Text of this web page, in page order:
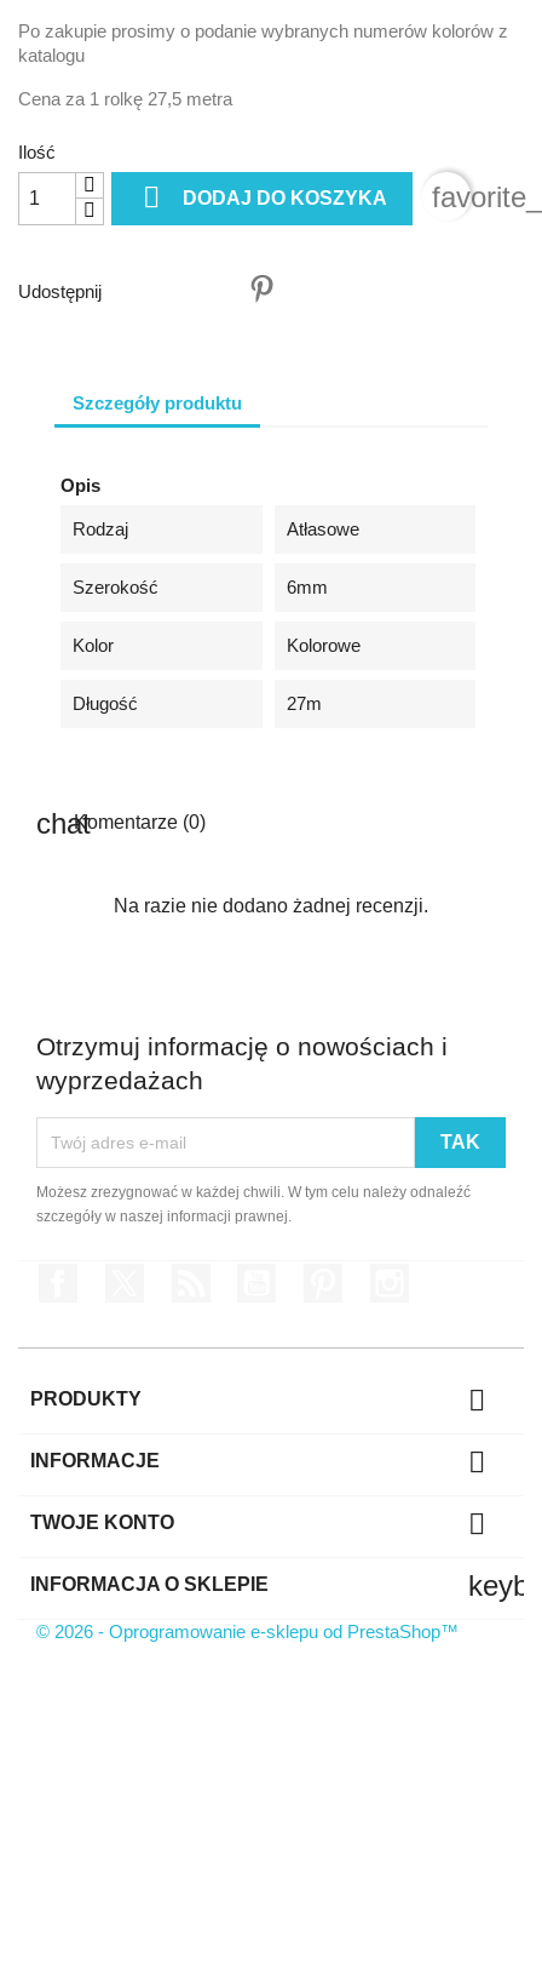
Po zakupie prosimy o podanie wybranych numerów kolorów z
katalogu
Cena za 1 rolkę 27,5 metra
Ilość
 DODAJ DO KOSZYKA
Udostępnij
Szczegóły produktu
Opis
Rodzaj Atłasowe
Szerokość 6mm
Kolor Kolorowe
Długość 27m
Komentarze (0)
Na razie nie dodano żadnej recenzji.
Otrzymuj informację o nowościach i
wyprzedażach
Możesz zrezygnować w każdej chwili. W tym celu należy odnaleźć
szczegóły w naszej informacji prawnej.
PRODUKTY 
INFORMACJE 
TWOJE KONTO 
INFORMACJA O SKLEPIE
© 2026 - Oprogramowanie e-sklepu od PrestaShop™